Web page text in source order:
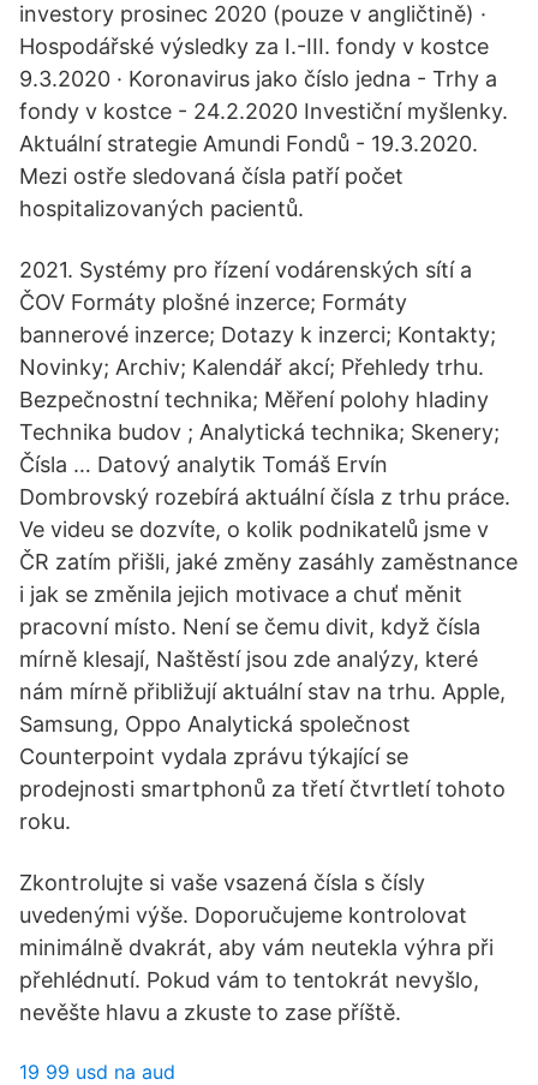
investory prosinec 2020 (pouze v angličtině) ·
Hospodářské výsledky za I.-III. fondy v kostce
9.3.2020 · Koronavirus jako číslo jedna - Trhy a
fondy v kostce - 24.2.2020 Investiční myšlenky.
Aktuální strategie Amundi Fondů - 19.3.2020.
Mezi ostře sledovaná čísla patří počet
hospitalizovaných pacientů.
2021. Systémy pro řízení vodárenských sítí a
ČOV Formáty plošné inzerce; Formáty
bannerové inzerce; Dotazy k inzerci; Kontakty;
Novinky; Archiv; Kalendář akcí; Přehledy trhu.
Bezpečnostní technika; Měření polohy hladiny
Technika budov ; Analytická technika; Skenery;
Čísla … Datový analytik Tomáš Ervín
Dombrovský rozebírá aktuální čísla z trhu práce.
Ve videu se dozvíte, o kolik podnikatelů jsme v
ČR zatím přišli, jaké změny zasáhly zaměstnance
i jak se změnila jejich motivace a chuť měnit
pracovní místo. Není se čemu divit, když čísla
mírně klesají, Naštěstí jsou zde analýzy, které
nám mírně přibližují aktuální stav na trhu. Apple,
Samsung, Oppo Analytická společnost
Counterpoint vydala zprávu týkající se
prodejnosti smartphonů za třetí čtvrtletí tohoto
roku.
Zkontrolujte si vaše vsazená čísla s čísly
uvedenými výše. Doporučujeme kontrolovat
minimálně dvakrát, aby vám neutekla výhra při
přehlédnutí. Pokud vám to tentokrát nevyšlo,
nevěšte hlavu a zkuste to zase příště.
19 99 usd na aud